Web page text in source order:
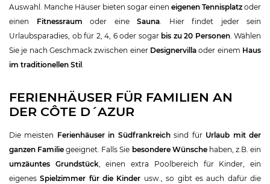
Auswahl. Manche Häuser bieten sogar einen eigenen Tennisplatz oder
einen Fitnessraum oder eine Sauna. Hier findet jeder sein
Urlaubsparadies, ob für 2, 4, 6 oder sogar bis zu 20 Personen. Wählen
Sie je nach Geschmack zwischen einer Designervilla oder einem Haus
im traditionellen Stil .
FERIENHÄUSER FÜR FAMILIEN AN
DER CÔTE D´AZUR
Die meisten Ferienhäuser in Südfrankreichsind für Urlaub mit der
ganzen Familie geeignet. Falls Sie besondere Wünsche haben, z.B. ein
umzäuntes Grundstück, einen extra Poolbereich für Kinder, ein
eigenesSpielzimmer für die Kinder usw., so gibt es auch dafür die